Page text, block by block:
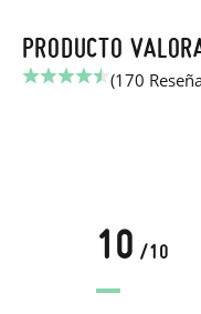
PRODUCTO
(170
10 /10